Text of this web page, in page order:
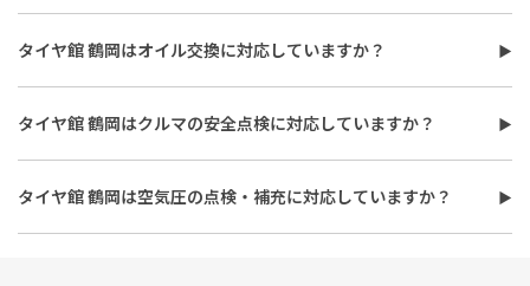
タイヤ館 鶴岡はタイヤ交換に対応しています。
費用は、タイヤ交換工賃のほかに、タイヤ本体の価格やホイール
バランス調整、使用済みタイヤ処分費用などがかかる場合があり
ます。
また、作業時間は最短で約30分程度ですが、作業内容や交換本
数、車種により異なり、時間がかかる場合もございます。詳細は店
舗スタッフまでお気軽にご相談ください
タイヤ館 鶴岡はオイル交換に対応していますか？
タイヤ館 鶴岡はオイル交換に対応しています。
使用するオイルの種類（鉱物油・部分合成油・全合成油）や粘
度、交換量によって費用が変わります。工賃やフィルター代を含め
た交換費用については、店舗スタッフまでお問い合わせくださ
い。
また、所要時間は最短約30分程度になります。こちらもオイルフ
ィルターの同時交換や、在庫・車種、作業時期等により時間が変
タイヤ館 鶴岡はクルマの安全点検に対応していますか？
タイヤ館 鶴岡はおクルマの安全点検に対応しています。最短30
分、無料で対応させていただきます。
タイヤ館 鶴岡は空気圧の点検・補充に対応していますか？
タイヤ館 鶴岡は空気圧の点検・補充に対応しています。最短15